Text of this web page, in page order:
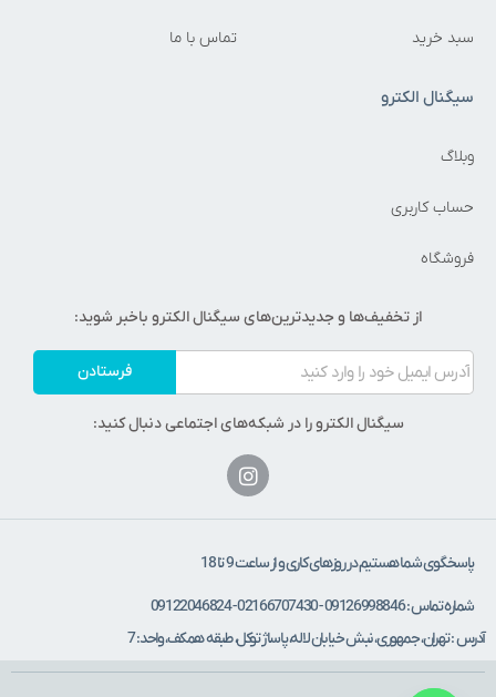
سبد خرید تماس با ما
سیگنال الکترو
وبلاگ
حساب کاربری
فروشگاه
از تخفیف‌ها و جدیدترین‌های سیگنال الکترو باخبر شوید:
فرستادن
سیگنال الکترو را در شبکه‌های اجتماعی دنبال کنید:
پاسخگوی شما هستیم در روزهای کاری و از ساعت 9 تا 18
شماره تماس : 09126998846 - 02166707430 - 09122046824
آدرس : تهران، جمهوری، نبش خیابان لاله، پاساژ توکل، طبقه همکف، واحد: 7